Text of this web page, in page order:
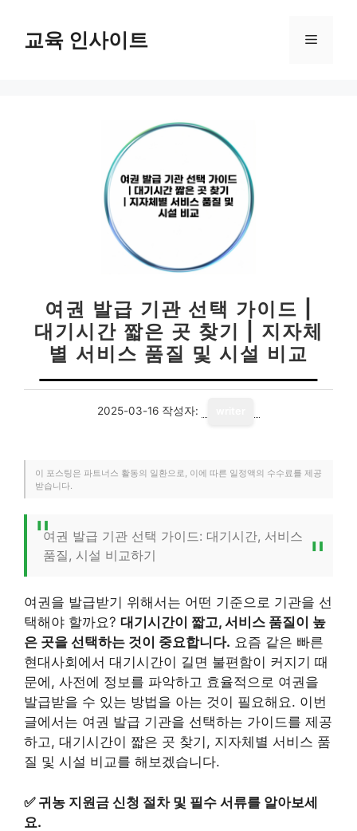
교육 인사이트 메
여권 발급 기관 선택 가이드 |
대기시간 짧은 곳 찾기 | 지자체
별 서비스 품질 및 시설 비교
2025-03-16 작성자:
이 포스팅은 파트너스 활동의 일환으로, 이에 따른 일정액의 수수료를 제공
받습니다.
여권 발급 기관 선택 가이드: 대기시간, 서비스
품질, 시설 비교하기
여권을 발급받기 위해서는 어떤 기준으로 기관을 선
택해야 할까요? 대기시간이 짧고, 서비스 품질이 높
은 곳을 선택하는 것이 중요합니다. 요즘 같은 빠른
현대사회에서 대기시간이 길면 불편함이 커지기 때
문에, 사전에 정보를 파악하고 효율적으로 여권을
발급받을 수 있는 방법을 아는 것이 필요해요. 이번
글에서는 여권 발급 기관을 선택하는 가이드를 제공
하고, 대기시간이 짧은 곳 찾기, 지자체별 서비스 품
질 및 시설 비교를 해보겠습니다.
✅ 귀농 지원금 신청 절차 및 필수 서류를 알아보세
요.